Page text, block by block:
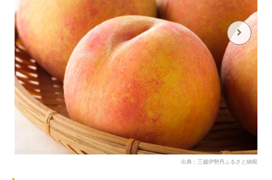
出典：三越伊勢丹ふるさと納税